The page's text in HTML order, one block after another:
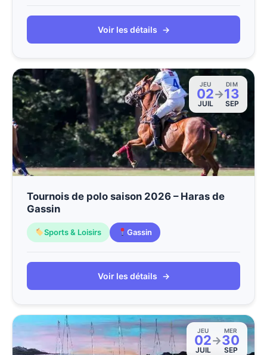
Voir les détails →
JEU
02
JUIL
→
DIM
13
SEP
Tournois de polo saison 2026 – Haras de
Gassin
Sports & Loisirs Gassin
Voir les détails →
JEU
02
JUIL
→
MER
30
SEP